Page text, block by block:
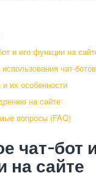
и его функции на
чат-ботов
их особенности
на сайте
вопросы (FAQ)
чат-бот
на сайте